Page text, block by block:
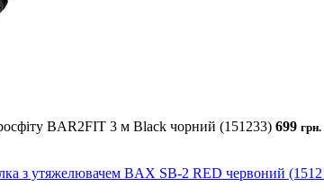
BAR2FIT 3 м Black чорний (151233) 699 грн.